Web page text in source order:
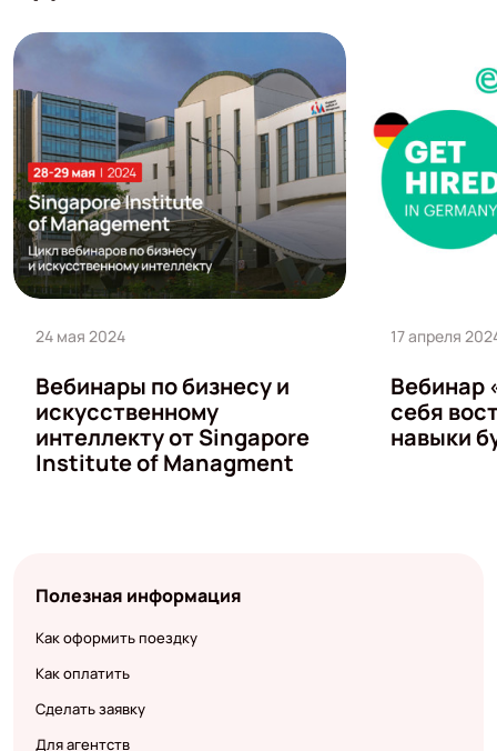
24 мая 2024
Вебинары по бизнесу и
искусственному
интеллекту от Singapore
Institute of Managment
17 апреля
Вебинар
себя
навыки
Полезная информация
Как оформить поездку
Как оплатить
Сделать заявку
Для агентств